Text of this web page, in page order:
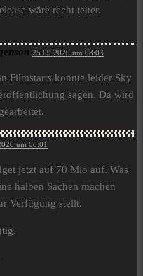
wäre recht teuer.
25.09.2020 um 08:03
Filmstarts konnte leider Sky
sagen. Da wird
um 08:01
jetzt auf 70 Mio auf. Was
halben Sachen machen
Verfügung stellt.